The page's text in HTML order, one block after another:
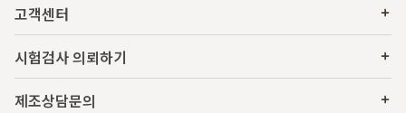
고객센터
시험검사 의뢰하기
제조상담문의